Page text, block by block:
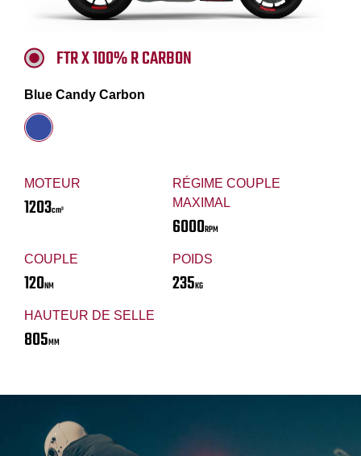
MOTEUR
1203cm³
RÉGIME COUPLE
MAXIMAL
6000RPM
COUPLE
120NM
POIDS
235KG
HAUTEUR DE SELLE
805MM
FTR X 100% R CARBON
Blue Candy Carbon